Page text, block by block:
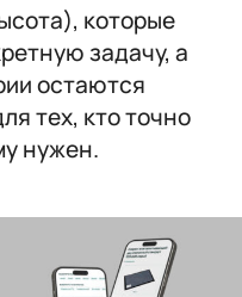
которые
задачу, а
остаются
тех, кто точно
нужен.